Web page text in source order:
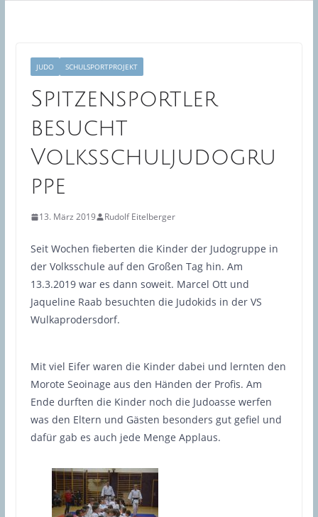
JUDO SCHULSPORTPROJEKT
Spitzensportler
besucht
Volksschuljudogru
ppe
13. März 2019 Rudolf Eitelberger
Seit Wochen fieberten die Kinder der Judogruppe in
der Volksschule auf den Großen Tag hin. Am
13.3.2019 war es dann soweit. Marcel Ott und
Jaqueline Raab besuchten die Judokids in der VS
Wulkaprodersdorf.
Mit viel Eifer waren die Kinder dabei und lernten den
Morote Seoinage aus den Händen der Profis. Am
Ende durften die Kinder noch die Judoasse werfen
was den Eltern und Gästen besonders gut gefiel und
dafür gab es auch jede Menge Applaus.